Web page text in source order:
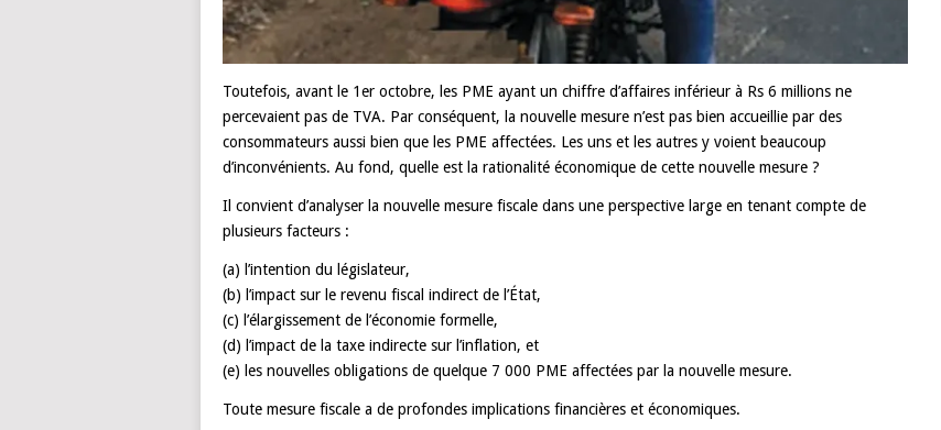
Toutefois, avant le 1er octobre, les PME ayant un chiffre d’affaires inférieur à Rs 6 millions ne
percevaient pas de TVA. Par conséquent, la nouvelle mesure n’est pas bien accueillie par des
consommateurs aussi bien que les PME affectées. Les uns et les autres y voient beaucoup
d’inconvénients. Au fond, quelle est la rationalité économique de cette nouvelle mesure ?
Il convient d’analyser la nouvelle mesure fiscale dans une perspective large en tenant compte de
plusieurs facteurs :
(a) l’intention du législateur,
(b) l’impact sur le revenu fiscal indirect de l’État,
(c) l’élargissement de l’économie formelle,
(d) l’impact de la taxe indirecte sur l’inflation, et
(e) les nouvelles obligations de quelque 7 000 PME affectées par la nouvelle mesure.
Toute mesure fiscale a de profondes implications financières et économiques.